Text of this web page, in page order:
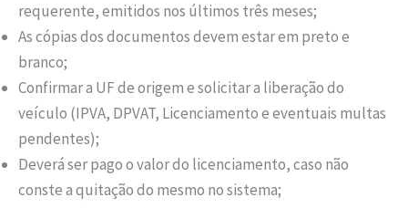
requerente, emitidos nos últimos três meses;
As cópias dos documentos devem estar em preto e
branco;
Confirmar a UF de origem e solicitar a liberação do
veículo (IPVA, DPVAT, Licenciamento e eventuais multas
pendentes);
Deverá ser pago o valor do licenciamento, caso não
conste a quitação do mesmo no sistema;